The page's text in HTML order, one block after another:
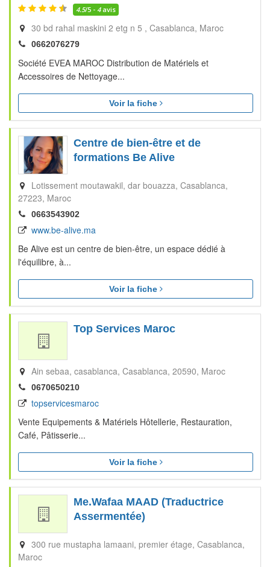
4.5/5 - 4avis
30 bd rahal maskini 2 etg n 5 Casablanca Maroc
0662076279
Société EVEA MAROC Distribution de Matériels et
Accessoires de Nettoyage...
Voir la fiche
Centre de bien-être et de
formations Be Alive
Lotissement moutawakil, dar bouazza Casablanca
27223 Maroc
0663543902
www.be-alive.ma
Be Alive est un centre de bien-être, un espace dédié à
l'équilibre, à...
Voir la fiche
Top Services Maroc
Ain sebaa, casablanca Casablanca 20590 Maroc
0670650210
topservicesmaroc
Vente Equipements & Matériels Hôtellerie, Restauration,
Café, Pâtisserie...
Voir la fiche
Me.Wafaa MAAD (Traductrice
Assermentée)
300 rue mustapha lamaani, premier étage Casablanca
Maroc